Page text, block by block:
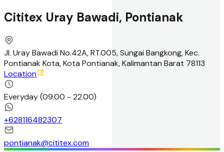
Cititex Uray Bawadi, Pontianak
Jl. Uray Bawadi No.42A, RT.005, Sungai Bangkong, Kec.
Pontianak Kota, Kota Pontianak, Kalimantan Barat 78113
Location
Everyday(09.00 - 22.00)
+628116482307
pontianak@cititex.com